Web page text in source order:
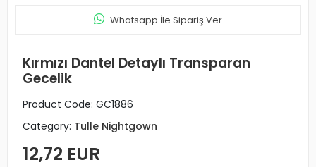
Whatsapp İle Sipariş Ver
Kırmızı Dantel Detaylı Transparan
Gecelik
Product Code: GC1886
Category: Tulle Nightgown
12,72 EUR